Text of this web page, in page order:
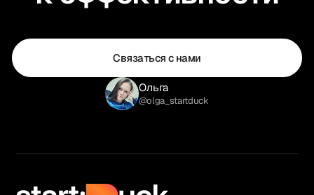
Связаться с нами
Ольга
@olga_startduck